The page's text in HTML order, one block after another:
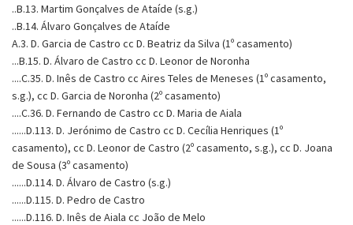
..B.13. Martim Gonçalves de Ataíde (s.g.)
..B.14. Álvaro Gonçalves de Ataíde
A.3. D. Garcia de Castro cc D. Beatriz da Silva (1º casamento)
...B.15. D. Álvaro de Castro cc D. Leonor de Noronha
....C.35. D. Inês de Castro cc Aires Teles de Meneses (1º casamento,
s.g.), cc D. Garcia de Noronha (2º casamento)
....C.36. D. Fernando de Castro cc D. Maria de Aiala
......D.113. D. Jerónimo de Castro cc D. Cecília Henriques (1º
casamento), cc D. Leonor de Castro (2º casamento, s.g.), cc D. Joana
de Sousa (3º casamento)
......D.114. D. Álvaro de Castro (s.g.)
......D.115. D. Pedro de Castro
......D.116. D. Inês de Aiala cc João de Melo